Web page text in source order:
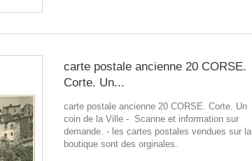
carte postale ancienne 20 CORSE.
Corte. Un...
carte postale ancienne 20 CORSE. Corte. Un
coin de la Ville - Scanne et information sur
demande. - les cartes postales vendues sur la
boutique sont des orginales.